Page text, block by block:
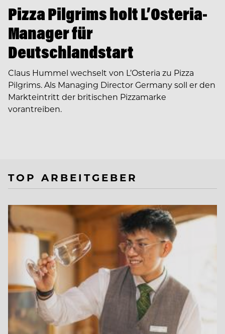
Pizza Pilgrims holt L’Osteria-
Manager für
Deutschlandstart
Claus Hummel wechselt von L’Osteria zu Pizza
Pilgrims. Als Managing Director Germany soll er den
Markteintritt der britischen Pizzamarke
vorantreiben.
TOP ARBEITGEBER